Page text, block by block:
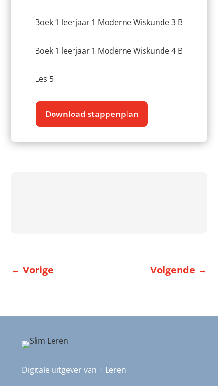
Boek 1 leerjaar 1 Moderne Wiskunde 3 B
Boek 1 leerjaar 1 Moderne Wiskunde 4 B
Les 5
Download stappenplan
←Vorige Volgende →
Digitale uitgever van + Leren.